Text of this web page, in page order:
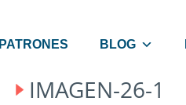
PATRONES BLOG
IMAGEN-26-1